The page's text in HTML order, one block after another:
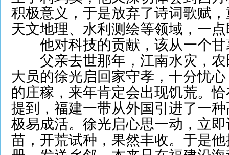
积极意义，于是放弃了诗词歌赋
天文地理、水利测绘等领域，一
他对科技的贡献，该从一个甘
父亲去世那年，江南水灾，农
大员的徐光启回家守孝，十分忧
的庄稼，来年肯定会出现饥荒。
提到，福建一带从外国引进了一
极易成活。徐光启心思一动，立
苗，开荒试种，果然丰收。于是